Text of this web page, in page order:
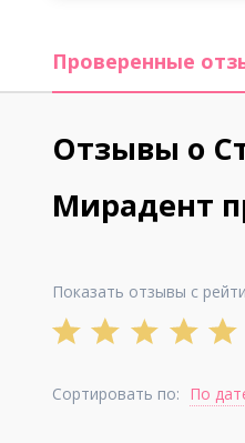
Проверенные
Отзывы о
Мирадент
Показать отзывы с
Сортировать по: По